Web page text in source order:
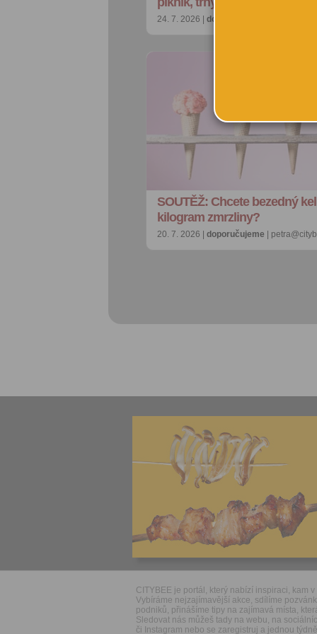
24. 7. 2026 | doporučujeme
SOUTĚŽ: Chcete bezedný
kilogram zmrzliny?
20. 7. 2026 | doporučujeme |
CITYBEE je portál, který nabízí inspiraci, kam v
Vybíráme nejzajímavější akce, sdílíme
podniků, přinášíme tipy na zajímavá místa,
Sledovat nás můžeš tady na webu, na
či Instagram nebo se zaregistruj a jednou